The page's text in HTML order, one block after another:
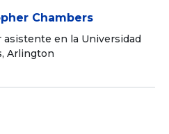
Chambers
asistente en la Universidad
Arlington